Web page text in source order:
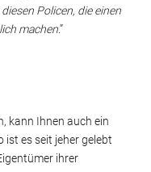
Policen, die einen
machen.”
kann Ihnen auch ein
ist es seit jeher gelebt
ihrer